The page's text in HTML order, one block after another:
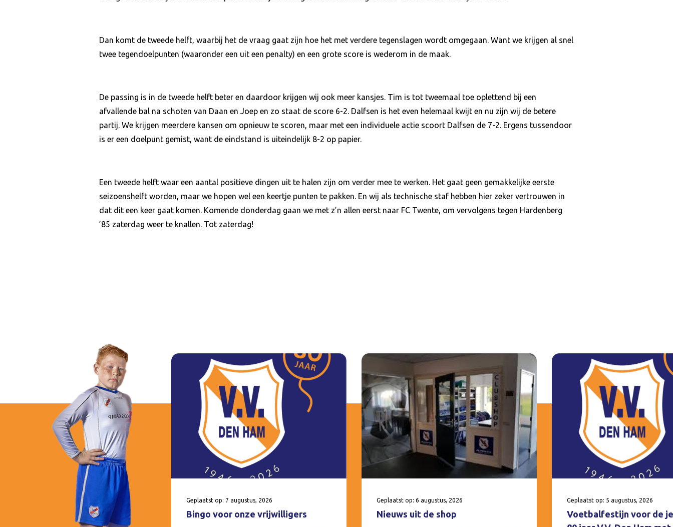
Dan komt de tweede helft, waarbij het de vraag gaat zijn hoe het met verdere tegenslagen wordt omgegaan. Want we krijgen al snel
twee tegendoelpunten (waaronder een uit een penalty) en een grote score is wederom in de maak.
De passing is in de tweede helft beter en daardoor krijgen wij ook meer kansjes. Tim is tot tweemaal toe oplettend bij een
afvallende bal na schoten van Daan en Joep en zo staat de score 6-2. Dalfsen is het even helemaal kwijt en nu zijn wij de betere
partij. We krijgen meerdere kansen om opnieuw te scoren, maar met een individuele actie scoort Dalfsen de 7-2. Ergens tussendoor
is er een doelpunt gemist, want de eindstand is uiteindelijk 8-2 op papier.
Een tweede helft waar een aantal positieve dingen uit te halen zijn om verder mee te werken. Het gaat geen gemakkelijke eerste
seizoenshelft worden, maar we hopen wel een keertje punten te pakken. En wij als technische staf hebben hier zeker vertrouwen in
dat dit een keer gaat komen. Komende donderdag gaan we met z’n allen eerst naar FC Twente, om vervolgens tegen Hardenberg
’85 zaterdag weer te knallen. Tot zaterdag!
Geplaatst op: 7 augustus, 2026
Bingo voor onze vrijwilligers
Geplaatst op: 6 augustus, 2026
Nieuws uit de shop
Geplaatst op: 5 augustus, 2026
Voetbalfestijn voor de